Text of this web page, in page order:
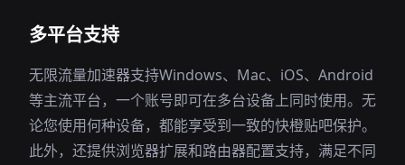
多平台支持
无限流量加速器支持Windows、Mac、iOS、Android
等主流平台，一个账号即可在多台设备上同时使用。无
论您使用何种设备，都能享受到一致的快橙贴吧保护。
此外，还提供浏览器扩展和路由器配置支持，满足不同